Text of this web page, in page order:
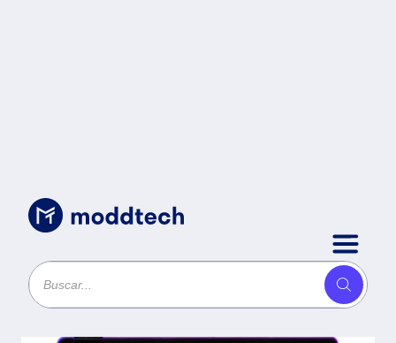
Accesorios Gaming
FACTOR MPG500 - Negro,
Monótono